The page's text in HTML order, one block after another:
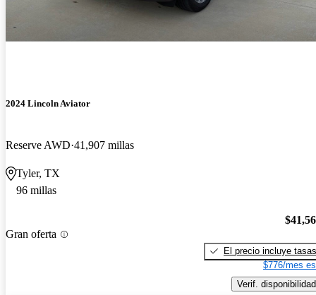
2024 Lincoln Aviator
Reserve AWD 41,907 millas
Tyler, TX
96 millas
Gran oferta
El precio incluye tasas
$776/mes
Verif. disponibilidad